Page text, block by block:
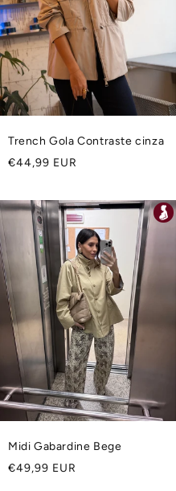
Trench Gola Contraste cinza
Preço
€44,99 EUR
Midi Gabardine Bege
Preço
€49,99 EUR